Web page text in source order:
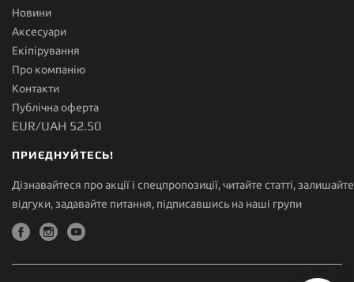
Новини
Аксесуари
Екіпірування
Про компанію
Контакти
Публічна оферта
EUR/UAH 52.50
ПРИЄДНУЙТЕСЬ!
Дізнавайтеся про акції і спецпропозиції, читайте статті, залишайте
відгуки, задавайте питання, підписавшись на наші групи